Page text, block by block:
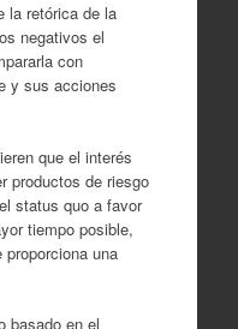
la retórica de la
negativos el
con
y sus acciones
que el interés
productos de riesgo
status quo a favor
tiempo posible,
una
basado en el